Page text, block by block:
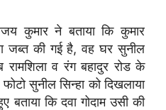
कुमार ने बताया कि कुमार
जब्त की गई है, वह घर सुनील
व रंग बहादुर रोड के
सुनील सिन्हा को दिखलाया
बताया कि दवा गोदाम उसी की